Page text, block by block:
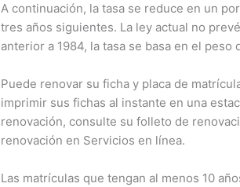
A continuación, la tasa se reduce en un
tres años siguientes. La ley actual no
anterior a 1984, la tasa se basa en el peso
Puede renovar su ficha y placa de
imprimir sus fichas al instante en una
renovación, consulte su folleto de
renovación en Servicios en línea.
Las matrículas que tengan al menos 10